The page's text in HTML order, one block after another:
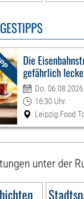
Die
gefährlich
Do. 06.08.2026
16:30 Uhr
Leipzig Food
unter der